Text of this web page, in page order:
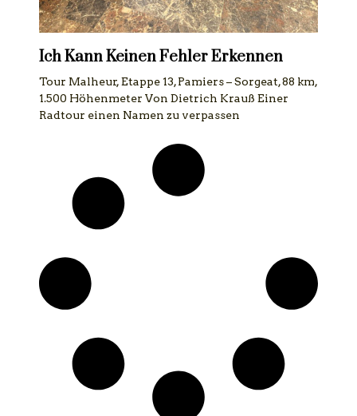
Ich Kann Keinen Fehler Erkennen
Tour Malheur, Etappe 13, Pamiers – Sorgeat, 88 km,
1.500 Höhenmeter Von Dietrich Krauß Einer
Radtour einen Namen zu verpassen